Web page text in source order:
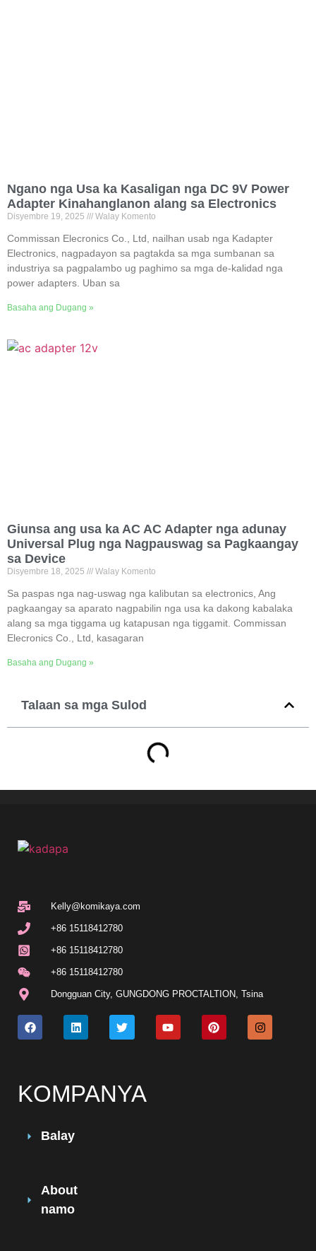
Ngano nga Usa ka Kasaligan nga DC 9V Power
Adapter Kinahanglanon alang sa Electronics
Disyembre 19, 2025 Walay Komento
Commissan Elecronics Co., Ltd, nailhan usab nga Kadapter
Electronics, nagpadayon sa pagtakda sa mga sumbanan sa
industriya sa pagpalambo ug paghimo sa mga de-kalidad nga
power adapters. Uban sa
Basaha ang Dugang »
Giunsa ang usa ka AC AC Adapter nga adunay
Universal Plug nga Nagpauswag sa Pagkaangay
sa Device
Disyembre 18, 2025 Walay Komento
Sa paspas nga nag-uswag nga kalibutan sa electronics, Ang
pagkaangay sa aparato nagpabilin nga usa ka dakong kabalaka
alang sa mga tiggama ug katapusan nga tiggamit. Commissan
Elecronics Co., Ltd, kasagaran
Basaha ang Dugang »
Talaan sa mga Sulod
Kelly@komikaya.com
+86 15118412780
+86 15118412780
+86 15118412780
Dongguan City, GUNGDONG PROCTALTION, Tsina
KOMPANYA
Balay
About
namo